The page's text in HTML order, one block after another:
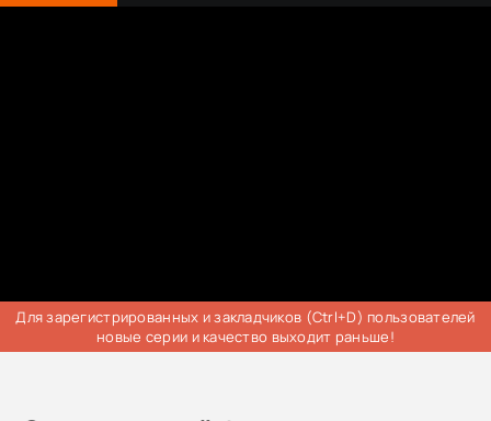
Для зарегистрированных и закладчиков (Ctrl+D) пользователей
новые серии и качество выходит раньше!